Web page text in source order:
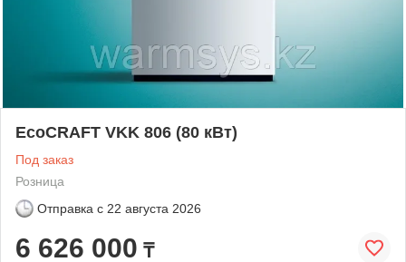
EcoCRAFT VKK 806 (80 кВт)
Под заказ
Розница
Отправка с 22 августа 2026
6 626 000 ₸